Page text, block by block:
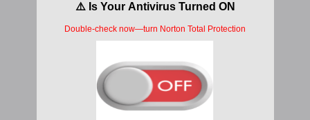
Y me haces falta tú y tu mirada fría
Ahora voy a 100 por la misma avenida
Voy pensando en cosas que no debería